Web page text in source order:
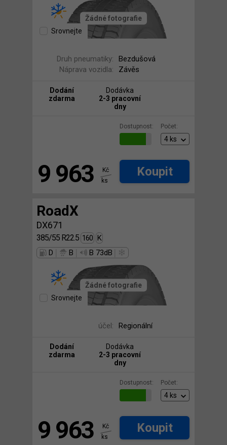
Žádné fotografie
Srovnejte
Druh pneumatiky:
Bezdušová
Náprava vozidla:
Závěs
Dodání
zdarma
Dodávka
2-3 pracovní
dny
Dostupnost: Počet:
9 963
Kč
ks
Koupit
RoadX
DX671
385/55 R22.5 160 K
D
B B 73dB
Žádné fotografie
Srovnejte
účel: Regionální
Dodání
zdarma
Dodávka
2-3 pracovní
dny
Dostupnost: Počet:
9 963
Kč
ks
Koupit